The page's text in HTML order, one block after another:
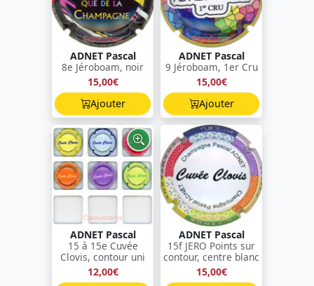
ADNET Pascal
8e Jéroboam, noir
15,00€
Ajouter
ADNET Pascal
9 Jéroboam, 1er Cru
15,00€
Ajouter
ADNET Pascal
15 à 15e Cuvée
Clovis, contour uni
12,00€
ADNET Pascal
15f JERO Points sur
contour, centre blanc
15,00€